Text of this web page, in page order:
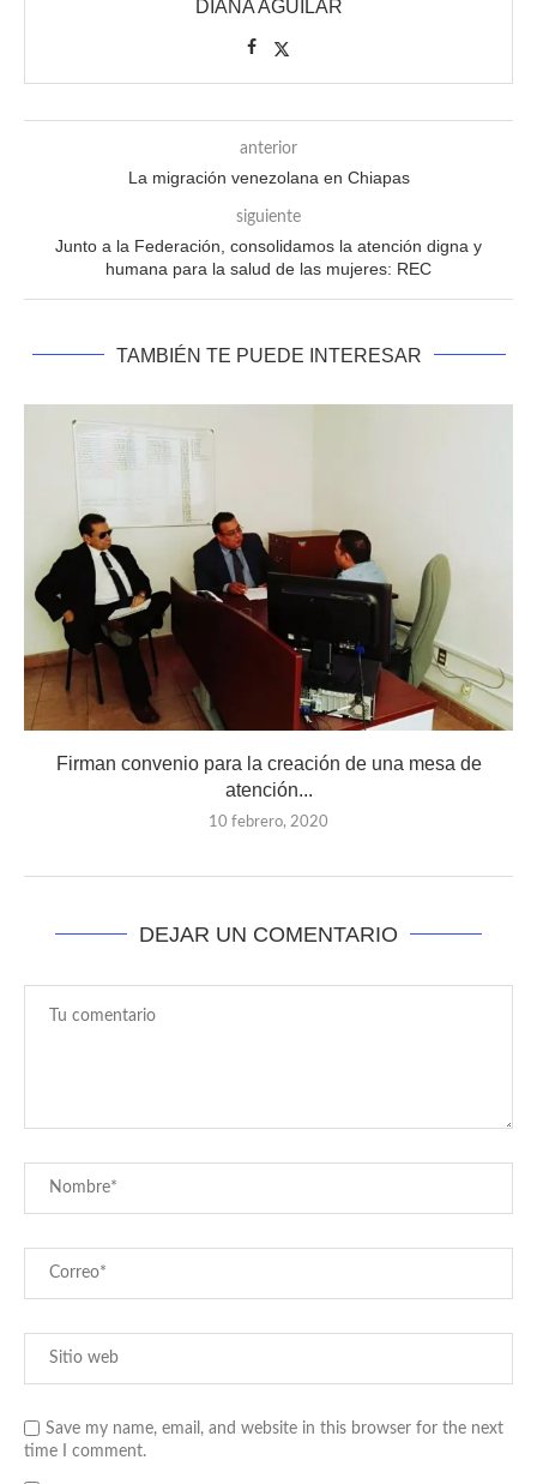
DIANA AGUILAR
anterior
La migración venezolana en Chiapas
siguiente
Junto a la Federación, consolidamos la atención digna y
humana para la salud de las mujeres: REC
TAMBIÉN TE PUEDE INTERESAR
Firman convenio para la creación de una mesa de
atención...
10 febrero, 2020
DEJAR UN COMENTARIO
Save my name, email, and website in this browser for the next
time I comment.